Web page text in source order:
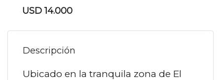
USD 14.000
Descripción
Ubicado en la tranquila zona de El